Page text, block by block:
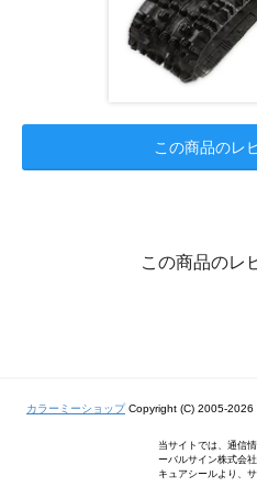
この商品のレ
この商品のレ
カラーミーショップCopyright (C) 2005-2026
当サイトでは、通信
ーバルサイン株式会
キュアシールより、